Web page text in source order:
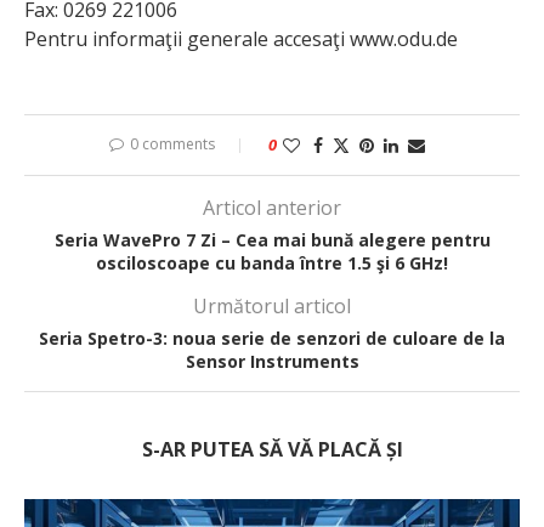
Fax: 0269 221006
Pentru informaţii generale accesaţi www.odu.de
0 comments 0
Articol anterior
Seria WavePro 7 Zi – Cea mai bună alegere pentru
osciloscoape cu banda între 1.5 şi 6 GHz!
Următorul articol
Seria Spetro-3: noua serie de senzori de culoare de la
Sensor Instruments
S-AR PUTEA SĂ VĂ PLACĂ ȘI